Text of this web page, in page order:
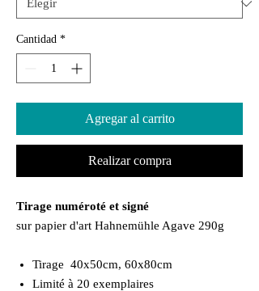
Cantidad *
Agregar al carrito
Realizar compra
Tirage numéroté et signé
sur papier d'art Hahnemühle Agave 290g
Tirage 40x50cm, 60x80cm
Limité à 20 exemplaires